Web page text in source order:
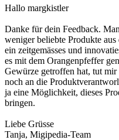
Hallo margkistler
Danke für dein Feedback.
weniger beliebte Produkte
ein zeitgemässes und
es mit dem Orangenpfeffer
Gewürze getroffen hat, tut
noch an die
ja eine Möglichkeit, dieses
bringen.
Liebe Grüsse
Tanja, Migipedia-Team